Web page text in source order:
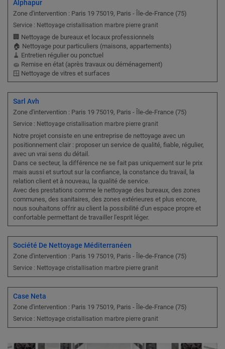
Alphapur
Zone d'intervention : Paris 19 75019, Paris - Île-de-France (75)
Service : Nettoyage cristallisation marbre pierre granit
🏢 Nettoyage de bureaux et locaux professionnels
🏠 Nettoyage pour particuliers (maisons, appartements)
🧹 Entretien régulier ou ponctuel
🧽 Remise en état (après travaux ou déménagement)
🪟 Nettoyage de vitres et surfaces
Sarl Avh
Zone d'intervention : Paris 19 75019, Paris - Île-de-France (75)
Service : Nettoyage cristallisation marbre pierre granit
Notre projet consiste en une entreprise de nettoyage avec un
positionnement clair : proposer un service de qualité, fiable, régulier,
avec un vrai sens du détail.
Dans ce secteur, la différence ne se fait pas uniquement sur le prix
mais aussi et surtout sur la confiance, la constance du travail, la
relation client et à nouveau, la qualité de service.
Avec des prestations comme le nettoyage des bureaux, des zones
communes, des sanitaires, des zones extérieures et plus encore,
nous souhaitons offrir au client la possibilité d'un espace propre et
confortable permettant de travailler l'esprit léger.
Société De Nettoyage Méditerranéen
Zone d'intervention : Paris 19 75019, Paris - Île-de-France (75)
Service : Nettoyage cristallisation marbre pierre granit
Case Neta
Zone d'intervention : Paris 19 75019, Paris - Île-de-France (75)
Service : Nettoyage cristallisation marbre pierre granit